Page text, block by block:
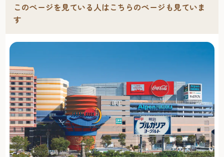
このページを見ている人はこちらのページも見ていま
す